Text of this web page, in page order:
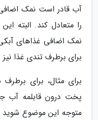
آب قادر است نمک
را متعادل کند. البته
نمک اضافی غذاهای آبکی
برای برطرف تندی غذا نیز
برای مثال، برای
پخت درون قابلمه آب
متوجه این موضوع شوید